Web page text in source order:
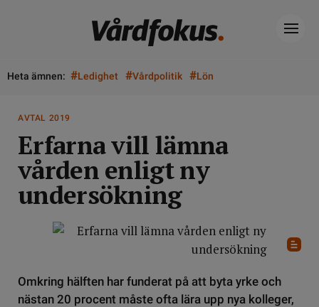
Heta ämnen: #Ledighet #Vårdpolitik #Lön
AVTAL 2019
Erfarna vill lämna
vården enligt ny
undersökning
Omkring hälften har funderat på att byta yrke och
nästan 20 procent måste ofta lära upp nya kolleger,